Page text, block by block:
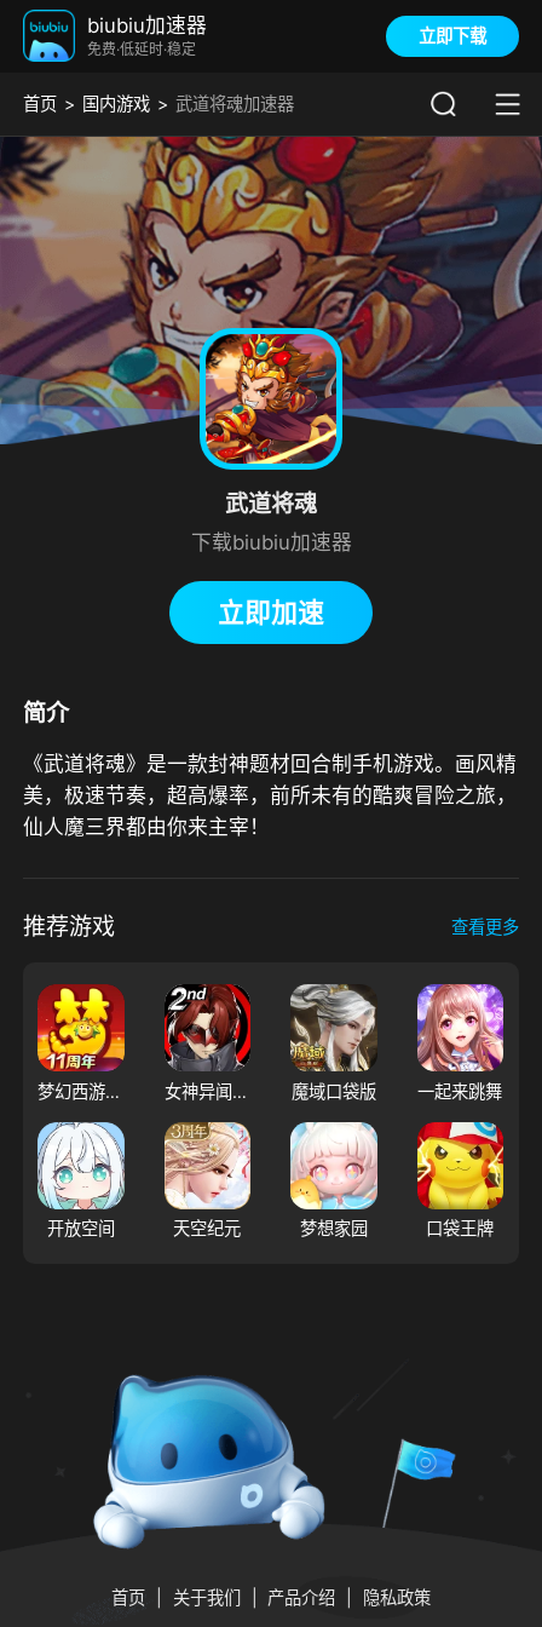
biubiu加速器
免费·低延时·稳定
立即下载
首页 国内游戏 武道将魂加速器
武道将魂
下载biubiu加速器
立即加速
简介
《武道将魂》是一款封神题材回合制手机游戏。画风精
美，极速节奏，超高爆率，前所未有的酷爽冒险之旅，
仙人魔三界都由你来主宰！
推荐游戏 查看更多
梦幻西游（大陆服） 女神异闻录：夜幕魅影 魔域口袋版 一起来跳舞
开放空间 天空纪元 梦想家园 口袋王牌
首页 关于我们 产品介绍 隐私政策